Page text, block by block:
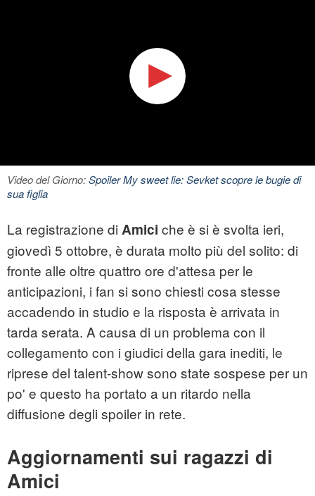
Video del Giorno:Spoiler My sweet lie: Sevket scopre le bugie di
sua figlia
La registrazione di Amici che è si è svolta ieri,
giovedì 5 ottobre, è durata molto più del solito: di
fronte alle oltre quattro ore d'attesa per le
anticipazioni, i fan si sono chiesti cosa stesse
accadendo in studio e la risposta è arrivata in
tarda serata. A causa di un problema con il
collegamento con i giudici della gara inediti, le
riprese del talent-show sono state sospese per un
po' e questo ha portato a un ritardo nella
diffusione degli spoiler in rete.
Aggiornamenti sui ragazzi di
Amici